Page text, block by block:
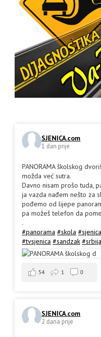
SJENICA.com
1 dan prije
PANORAMA školskog
možda već sutra.
Davno nisam prošo tuda,
ja vazda nađem nešto za
pođemo od lijepe
pa možeš telefon da
.
#panorama #skola #sjenica
#tvsjenica #sandzak #srbija
54 1 0
SJENICA.com
2 dana prije